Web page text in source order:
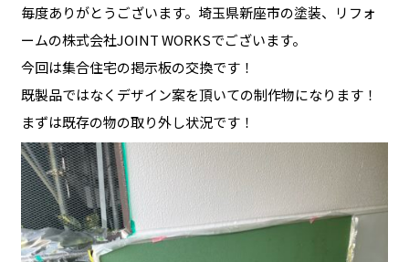
毎度ありがとうございます。埼玉県新座市の塗装、リフォ
ームの株式会社JOINT WORKSでございます。
今回は集合住宅の掲示板の交換です！
既製品ではなくデザイン案を頂いての制作物になります！
まずは既存の物の取り外し状況です！